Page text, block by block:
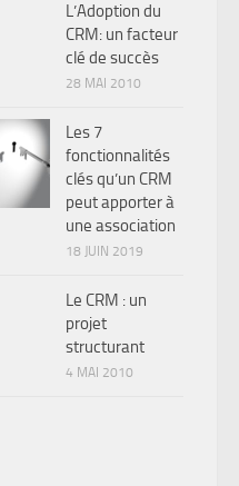
L’Adoption du
CRM: un facteur
clé de succès
28 MAI 2010
Les 7
fonctionnalités
clés qu’un CRM
peut apporter à
une association
18 JUIN 2019
Le CRM : un
projet
structurant
4 MAI 2010